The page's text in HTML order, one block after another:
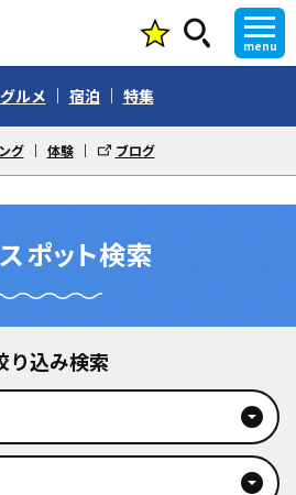
menu
グルメ 宿泊 特集
グ 体験 ブログ
スポット検索
り込み検索
arrow_drop_down_circle
arrow_drop_down_circle